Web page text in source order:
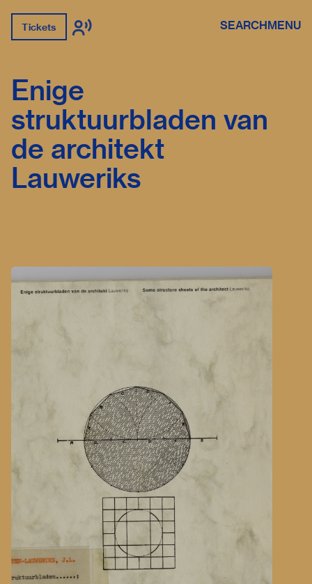
Tickets SEARCHMENU
Enige
struktuurbladen van
de architekt
Lauweriks